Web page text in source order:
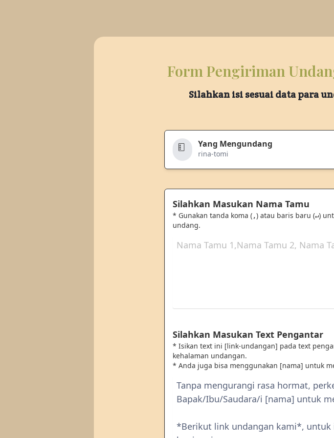
Form Pengiriman
Silahkan isi sesuai data para
Yang Mengundang
rina-tomi
Silahkan Masukan Nama Tamu
* Gunakan tanda koma (,) atau baris baru (↵)
undang.
Silahkan Masukan Text Pengantar
* Isikan text ini [link-undangan] pada text
kehalaman undangan.
* Anda juga bisa menggunakan [nama] untuk